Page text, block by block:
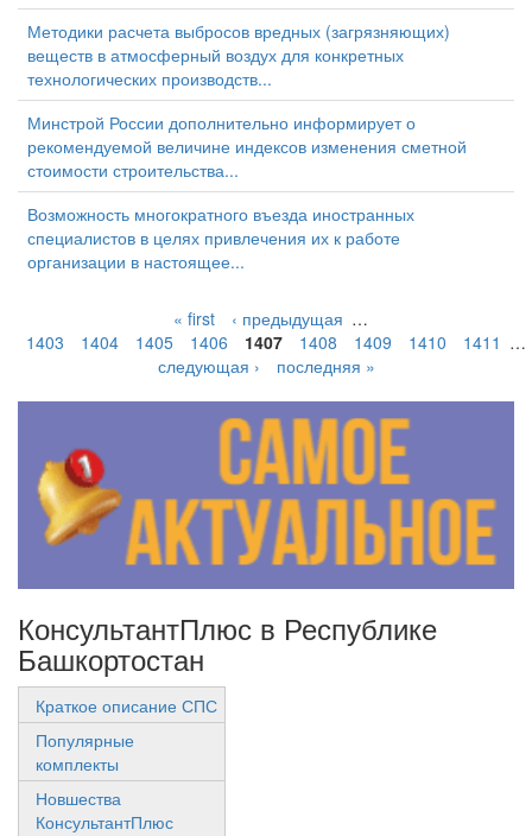
Методики расчета выбросов вредных (загрязняющих)
веществ в атмосферный воздух для конкретных
технологических производств...
Минстрой России дополнительно информирует о
рекомендуемой величине индексов изменения сметной
стоимости строительства...
Возможность многократного въезда иностранных
специалистов в целях привлечения их к работе
организации в настоящее...
« first ‹ предыдущая …
1403
1404 1405 1406 1407 1408 1409 1410 1411 …
следующая ›
последняя »
КонсультантПлюс в Республике
Башкортостан
Краткое описание СПС
Популярные
комплекты
Новшества
КонсультантПлюс